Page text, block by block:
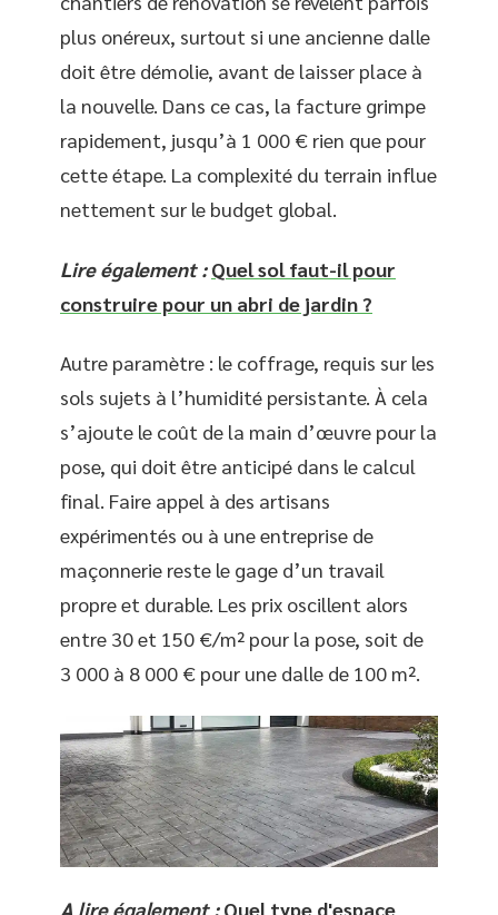
plus onéreux, surtout si une ancienne dalle
doit être démolie, avant de laisser place à
la nouvelle. Dans ce cas, la facture grimpe
rapidement, jusqu’à 1 000 € rien que pour
cette étape. La complexité du terrain influe
nettement sur le budget global.
Lire également : Quel sol faut-il pour
construire pour un abri de jardin ?
Autre paramètre : le coffrage, requis sur les
sols sujets à l’humidité persistante. À cela
s’ajoute le coût de la main d’œuvre pour la
pose, qui doit être anticipé dans le calcul
final. Faire appel à des artisans
expérimentés ou à une entreprise de
maçonnerie reste le gage d’un travail
propre et durable. Les prix oscillent alors
entre 30 et 150 €/m² pour la pose, soit de
3 000 à 8 000 € pour une dalle de 100 m².
A lire également : Quel type d'espace